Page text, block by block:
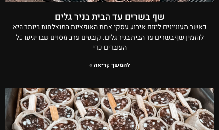
שף בשרים עד הבית בניר גלים
כאשר מעוניינים ליזום אירוע עסקי אחת האופציות המוצלחות ביותר היא
להזמין שף בשרים עד הבית בניר גלים. קובעים ערב מסוים שבו יגיעו כל
העובדים כדי
להמשך קריאה »